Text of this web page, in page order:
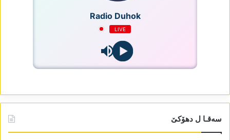
Radio Duhok
LIVE
سەقـا ل دھۆکێ